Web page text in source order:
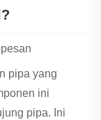
pipa yang
ini
pipa. Ini